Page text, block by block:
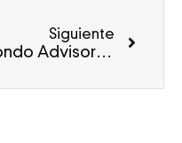
Siguiente
Bondo Advisors asesora a Agile Content en la adquisición de Fon